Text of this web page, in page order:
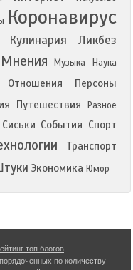
Коронавирус
Кулинария Ликбез
Мнения Музыка Наука
Отношения Персоны
Путешествия
Разное
Сиськи События Спорт
Транспорт
Экономика Юмор
топ блогов
по количеству